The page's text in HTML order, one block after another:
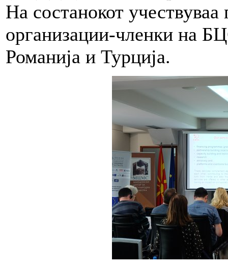
На состанокот
организации-членки на
Романија и Турција.